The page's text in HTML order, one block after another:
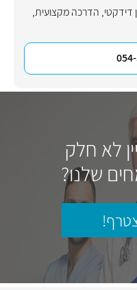
דידקטי, הדרכה מקצועית,
לא חלק
שלנו?